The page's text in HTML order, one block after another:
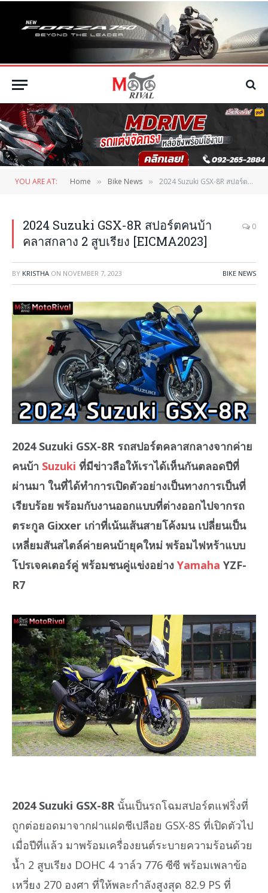
YOU ARE AT: Home » Bike News » 2024 Suzuki GSX-8R สปอร์ตคนบ้า คลาสกลาง 2 สูบเรียง [EICMA2023]
2024 Suzuki GSX-8R สปอร์ตคนบ้า
คลาสกลาง 2 สูบเรียง [EICMA2023]
0
BY KRISTHA ON NOVEMBER 7, 2023 BIKE NEWS
2024 Suzuki GSX-8R รถสปอร์ตคลาสกลางจากค่าย
คนบ้า Suzuki ที่มีข่าวลือให้เราได้เห็นกันตลอดปีที่
ผ่านมา ในที่ได้ทำการเปิดตัวอย่างเป็นทางการเป็นที่
เรียบร้อย พร้อมกับงานออกแบบที่ต่างออกไปจากรถ
ตระกูล Gixxer เก่าที่เน้นเส้นสายโค้งมน เปลี่ยนเป็น
เหลี่ยมสันสไตล์ค่ายคนบ้ายุคใหม่ พร้อมไฟหร้าแบบ
โปรเจคเตอร์คู่ พร้อมชนคู่แข่งอย่าง Yamaha YZF-
R7
2024 Suzuki GSX-8R นั้นเป็นรถโฉมสปอร์ตแฟริ่งที่
ถูกต่อยอดมาจากฝาแฝดชีเปลือย GSX-8S ที่เปิดตัวไป
เมื่อปีที่แล้ว มาพร้อมเครื่องยนต์ระบายความร้อนด้วย
น้ำ 2 สูบเรียง DOHC 4 วาล์ว 776 ซีซี พร้อมเพลาข้อ
เหวี่ยง 270 องศา ที่ให้พละกำลังสูงสุด 82.9 PS ที่